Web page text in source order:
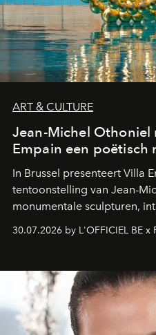
ART & CULTURE
Jean-Michel Othoniel
Empain een poëtisch
In Brussel presenteert Villa
tentoonstelling van Jean-
monumentale sculpturen,
een emotionele reis waarin
moment van verwondering.
30.07.2026 by L'OFFICIEL BE